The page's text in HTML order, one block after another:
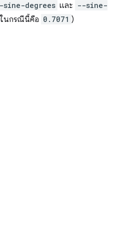
sine-degrees และ --sine-
ในกรณีนี้คือ 0.7071 )